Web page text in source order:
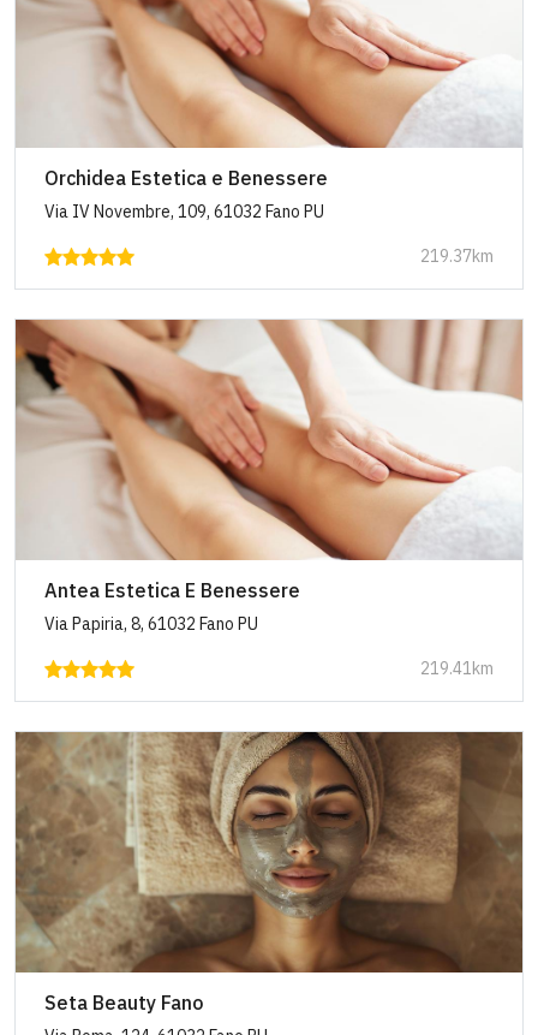
Orchidea Estetica e Benessere
Via IV Novembre, 109, 61032 Fano PU
219.37km
Antea Estetica E Benessere
Via Papiria, 8, 61032 Fano PU
219.41km
Seta Beauty Fano